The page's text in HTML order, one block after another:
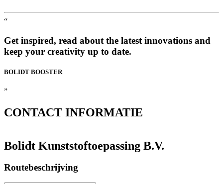
“
Get inspired, read about the latest innovations and
keep your creativity up to date.
BOLIDT BOOSTER
”
CONTACT INFORMATIE
Bolidt Kunststoftoepassing B.V.
Routebeschrijving